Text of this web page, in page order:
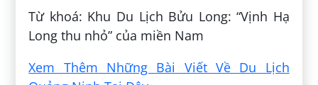
Từ khoá: Khu Du Lịch Bửu Long: “Vịnh Hạ
Long thu nhỏ” của miền Nam
Xem Thêm Những Bài Viết Về Du Lịch